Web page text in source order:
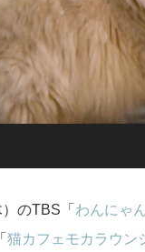
のTBS「 わんにゃ
猫カフェモカラウン